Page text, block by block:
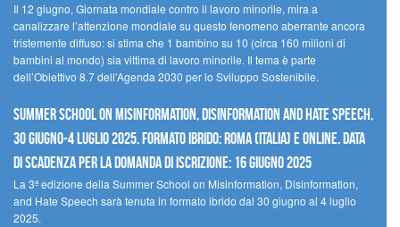
Il 12 giugno, Giornata mondiale contro il lavoro minorile, mira a
canalizzare l’attenzione mondiale su questo fenomeno aberrante ancora
tristemente diffuso: si stima che 1 bambino su 10 (circa 160 milioni di
bambini al mondo) sia vittima di lavoro minorile. Il tema è parte
dell’Obiettivo 8.7 dell’Agenda 2030 per lo Sviluppo Sostenibile.
Summer School on Misinformation, Disinformation and Hate Speech,
30 giugno-4 luglio 2025. Formato ibrido: Roma (Italia) e online. Data
di scadenza per la domanda di iscrizione: 16 giugno 2025
La 3ª edizione della Summer School on Misinformation, Disinformation,
and Hate Speech sarà tenuta in formato ibrido dal 30 giugno al 4 luglio
2025.